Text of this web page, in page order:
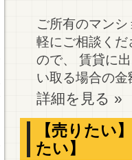
ご所有のマン
軽にご相談く
ので、 賃貸に
い取る場合の
詳細を見る »
【売りたい
たい】